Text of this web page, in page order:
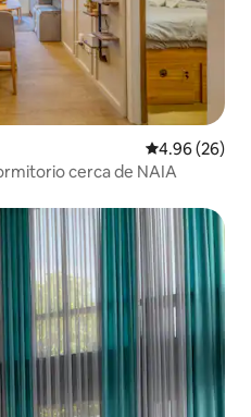
Calificación
4.96 (26)
cerca de NAIA